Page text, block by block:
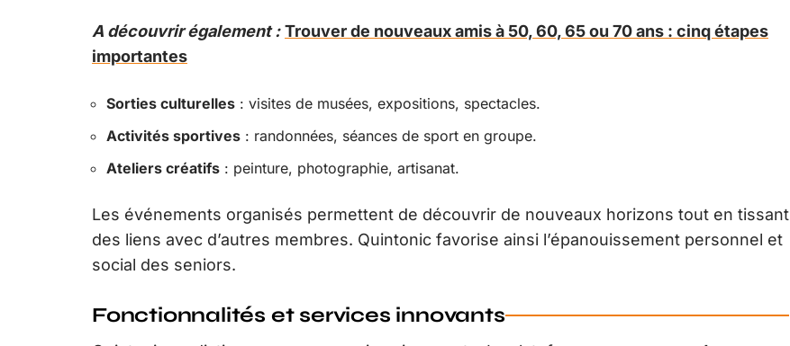
A découvrir également : Trouver de nouveaux amis à 50, 60, 65 ou 70 ans : cinq étapes
importantes
Sorties culturelles : visites de musées, expositions, spectacles.
Activités sportives : randonnées, séances de sport en groupe.
Ateliers créatifs : peinture, photographie, artisanat.
Les événements organisés permettent de découvrir de nouveaux horizons tout en tissant
des liens avec d’autres membres. Quintonic favorise ainsi l’épanouissement personnel et
social des seniors.
Fonctionnalités et services innovants